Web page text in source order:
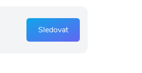
Sledovat